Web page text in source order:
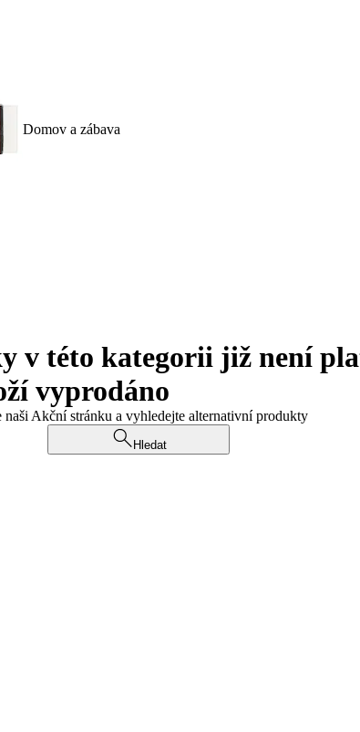
Domov a zábava
v této kategorii již není
vyprodáno
Akční stránku a vyhledejte alternativní produkty
Hledat